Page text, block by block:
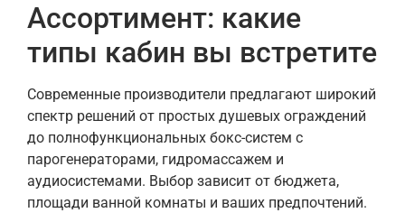
Ассортимент: какие
типы кабин вы встретите
Современные производители предлагают широкий
спектр решений от простых душевых ограждений
до полнофункциональных бокс-систем с
парогенераторами, гидромассажем и
аудиосистемами. Выбор зависит от бюджета,
площади ванной комнаты и ваших предпочтений.